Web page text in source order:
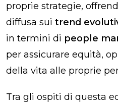
proprie strategie,
diffusa sui trend
in termini di people
per assicurare equità,
della vita alle proprie
Tra gli ospiti di questa